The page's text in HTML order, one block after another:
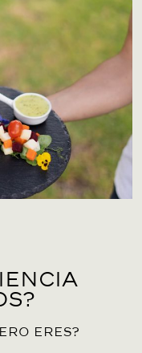
eres?